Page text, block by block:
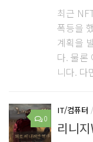
최근
폭등을
계획을
다. 물론
니다. 다
0
IT/컴퓨터 /
리니